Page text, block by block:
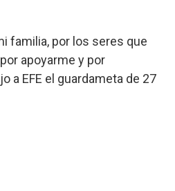
familia, por los seres que
apoyarme y por
a EFE el guardameta de 27